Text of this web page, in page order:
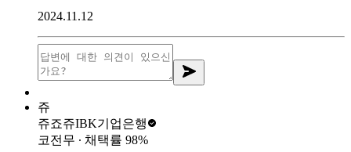
2024.11.12
쥬
쥬죠쥬IBK기업은행
코전무 ∙ 채택률 98%